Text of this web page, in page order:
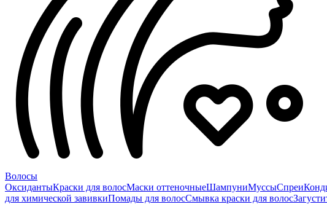
Волосы
ОксидантыКраски для волосМаски оттеночныеШампуниМуссыСпреи
для химической завивкиПомады для волосСмывка краски для волос